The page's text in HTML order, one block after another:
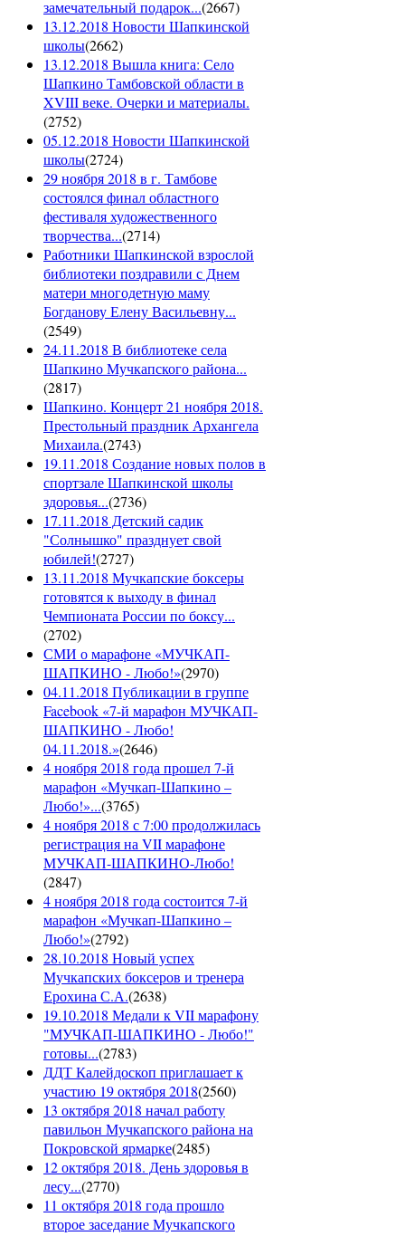
замечательный подарок...(2667)
13.12.2018 Новости Шапкинской
школы(2662)
13.12.2018 Вышла книга: Село
Шапкино Тамбовской области в
XVIII веке. Очерки и материалы.
(2752)
05.12.2018 Новости Шапкинской
школы(2724)
29 ноября 2018 в г. Тамбове
состоялся финал областного
фестиваля художественного
творчества...(2714)
Работники Шапкинской взрослой
библиотеки поздравили с Днем
матери многодетную маму
Богданову Елену Васильевну...
(2549)
24.11.2018 В библиотеке села
Шапкино Мучкапского района...
(2817)
Шапкино. Концерт 21 ноября 2018.
Престольный праздник Архангела
Михаила.(2743)
19.11.2018 Создание новых полов в
спортзале Шапкинской школы
здоровья...(2736)
17.11.2018 Детский садик
"Солнышко" празднует свой
юбилей!(2727)
13.11.2018 Мучкапские боксеры
готовятся к выходу в финал
Чемпионата России по боксу...
(2702)
СМИ о марафоне «МУЧКАП-
ШАПКИНО - Любо!»(2970)
04.11.2018 Публикации в группе
Facebook «7-й марафон МУЧКАП-
ШАПКИНО - Любо!
04.11.2018.»(2646)
4 ноября 2018 года прошел 7-й
марафон «Мучкап-Шапкино –
Любо!»...(3765)
4 ноября 2018 с 7:00 продолжилась
регистрация на VII марафоне
МУЧКАП-ШАПКИНО-Любо!
(2847)
4 ноября 2018 года состоится 7-й
марафон «Мучкап-Шапкино –
Любо!»(2792)
28.10.2018 Новый успех
Мучкапских боксеров и тренера
Ерохина С.А.(2638)
19.10.2018 Медали к VII марафону
"МУЧКАП-ШАПКИНО - Любо!"
готовы...(2783)
ДДТ Калейдоскоп приглашает к
участию 19 октября 2018(2560)
13 октября 2018 начал работу
павильон Мучкапского района на
Покровской ярмарке(2485)
12 октября 2018. День здоровья в
лесу...(2770)
11 октября 2018 года прошло
второе заседание Мучкапского